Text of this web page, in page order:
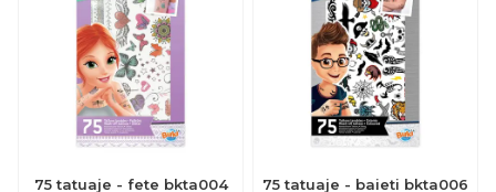
75 tatuaje - fete bkta004 75 tatuaje - baieti bkta006